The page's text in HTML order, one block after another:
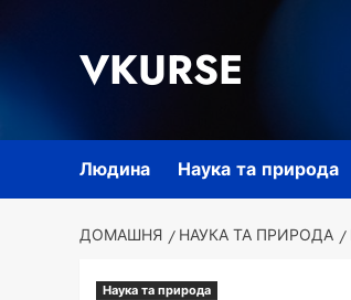
VKURSE
Людина Наука та природа
ДОМАШНЯ НАУКА ТА ПРИРОДА
Наука та природа